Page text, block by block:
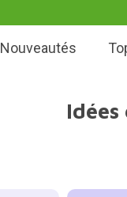
Nouveautés